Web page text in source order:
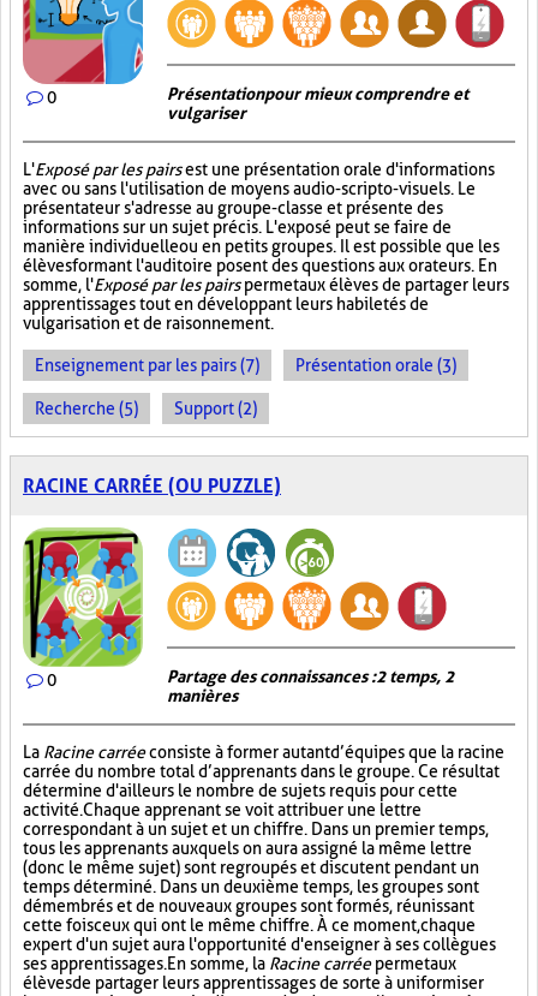
0
Présentation pour mieux comprendre et
vulgariser
L'Exposé par les pairsest une présentation orale d'informations
avec ou sans l'utilisation de moyens audio-scripto-visuels. Le
présentateur s'adresse au groupe-classe et présente des
informations sur un sujet précis. L'exposé peut se faire de
manière individuelle ou en petits groupes. Il est possible que les
élèves formant l'auditoire posent des questions aux orateurs. En
somme, l'Exposé par les pairspermet aux élèves de partager leurs
apprentissages tout en développant leurs habiletés de
vulgarisation et de raisonnement.
Enseignement par les pairs (7) Présentation orale (3)
Recherche (5) Support (2)
RACINE CARRÉE (OU PUZZLE)
0
Partage des connaissances : 2 temps, 2
manières
La Racine carréeconsiste à former autant d’équipes que la racine
carrée du nombre total d’apprenants dans le groupe. Ce résultat
détermine d'ailleurs le nombre de sujets requis pour cette
activité. Chaque apprenant se voit attribuer une lettre
correspondant à un sujet et un chiffre. Dans un premier temps,
tous les apprenants auxquels on aura assigné la même lettre
(donc le même sujet) sont regroupés et discutent pendant un
temps déterminé. Dans un deuxième temps, les groupes sont
démembrés et de nouveaux groupes sont formés, réunissant
cette fois ceux qui ont le même chiffre. À ce moment, chaque
expert d'un sujet aura l'opportunité d'enseigner à ses collègues
ses apprentissages. En somme, la Racine carréepermet aux
élèves de partager leurs apprentissages de sorte à uniformiser